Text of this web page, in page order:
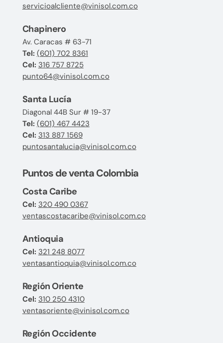
servicioalcliente@vinisol.com.co
Chapinero
Av. Caracas # 63-71
Tel: (601) 702 8361
Cel: 316 757 8725
punto64@vinisol.com.co
Santa Lucía
Diagonal 44B Sur # 19-37
Tel: (601) 467 4423
Cel: 313 887 1569
puntosantalucia@vinisol.com.co
Puntos de venta Colombia
Costa Caribe
Cel: 320 490 0367
ventascostacaribe@vinisol.com.co
Antioquia
Cel: 321 248 8077
ventasantioquia@vinisol.com.co
Región Oriente
Cel: 310 250 4310
ventasoriente@vinisol.com.co
Región Occidente